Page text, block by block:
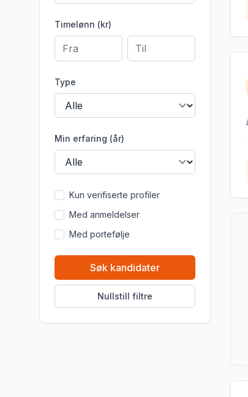
Timelønn (kr)
Type
Min erfaring (år)
Kun verifiserte profiler
Med anmeldelser
Med portefølje
Søk kandidater
Nullstill filtre